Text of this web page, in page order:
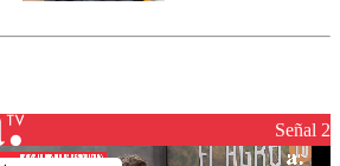
el fin de la
reconstrucciónSeñal 2